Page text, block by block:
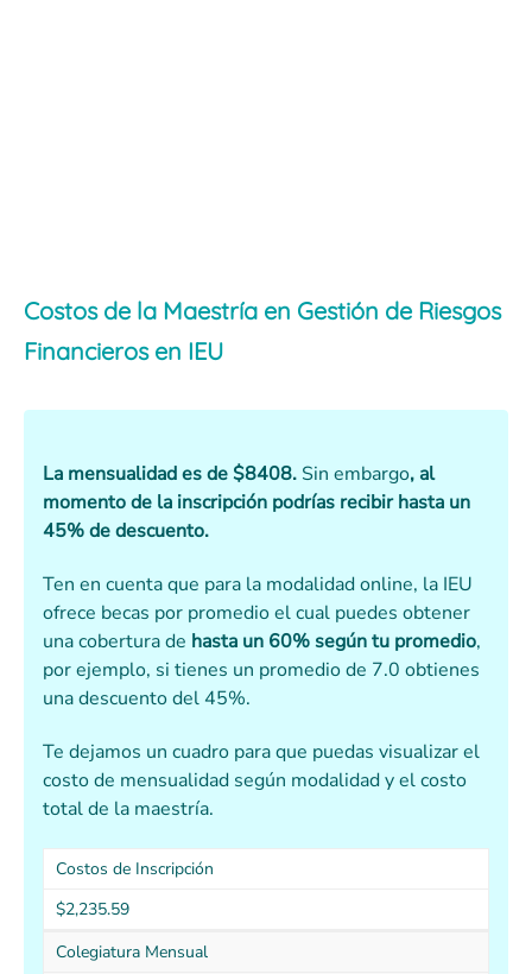
Costos de la Maestría en Gestión de Riesgos
Financieros en IEU
La mensualidad es de $8408. Sin embargo, al
momento de la inscripción podrías recibir hasta un
45% de descuento.
Ten en cuenta que para la modalidad online, la IEU
ofrece becas por promedio el cual puedes obtener
una cobertura de hasta un 60% según tu promedio,
por ejemplo, si tienes un promedio de 7.0 obtienes
una descuento del 45%.
Te dejamos un cuadro para que puedas visualizar el
costo de mensualidad según modalidad y el costo
total de la maestría.
Costos de Inscripción
$2,235.59
Colegiatura Mensual